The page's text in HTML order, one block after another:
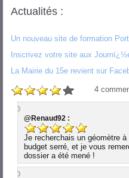
Actualités :
Un nouveau site de formation
Inscrivez votre site aux
La Mairie du 15e revient sur
4
@Renaud92 :
Je recherchais un géomètre
budget serré, et je vous
dossier a été mené !